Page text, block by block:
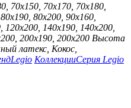
70х150, 70х170, 70х180,
80х200, 90х160,
140х190, 140х200,
200х190, 200х200 Высота
латекс, Кокос,
Legio КоллекцииСерия Legio